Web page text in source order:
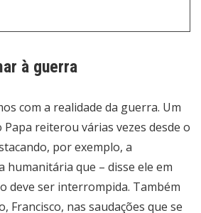
à guerra
com a realidade da guerra. Um
Papa reiterou várias vezes desde o
por exemplo, a
humanitária que – disse ele em
deve ser interrompida. Também
Francisco, nas saudações que se